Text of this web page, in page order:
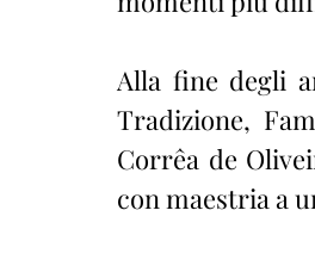
Alla fine degli
Tradizione,
Corrêa de
con maestria a